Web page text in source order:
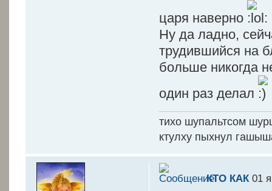
царя наверно
Ну да ладно,
трудившийся на
больше никогда
один раз делал
тихо шупальтсом
ктулху пыхнул
КТО КАК01